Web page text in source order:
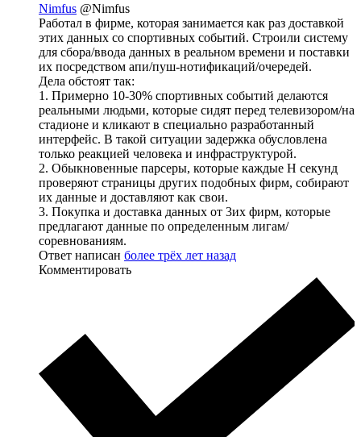
Nimfus @Nimfus
Работал в фирме, которая занимается как раз доставкой
этих данных со спортивных событий. Строили систему
для сбора/ввода данных в реальном времени и поставки
их посредством апи/пуш-нотификаций/очередей.
Дела обстоят так:
1. Примерно 10-30% спортивных событий делаются
реальными людьми, которые сидят перед телевизором/на
стадионе и кликают в специально разработанный
интерфейс. В такой ситуации задержка обусловлена
только реакцией человека и инфраструктурой.
2. Обыкновенные парсеры, которые каждые Н секунд
проверяют страницы других подобных фирм, собирают
их данные и доставляют как свои.
3. Покупка и доставка данных от 3их фирм, которые
предлагают данные по определенным лигам/
соревнованиям.
Ответ написан более трёх лет назад
Комментировать